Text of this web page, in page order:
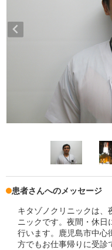
患者さんへのメッセージ
キタゾノクリニックは、
ニックです。夜間・休日
行います。鹿児島市中心
方でもお仕事帰りに受診